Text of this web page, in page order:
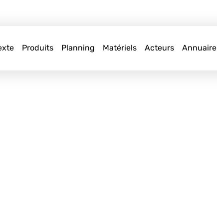
Produits Planning Matériels Acteurs Annuaire